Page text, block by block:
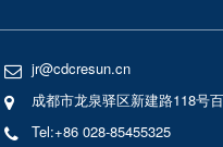
jr@cdcresun.cn
成都市龙泉驿区新建路118号
Tel:+86 028-85455325